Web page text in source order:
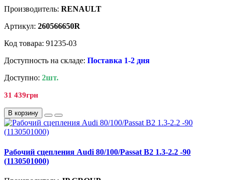
Производитель: RENAULT
Артикул: 260566650R
Код товара: 91235-03
Доступность на складе: Поставка 1-2 дня
Доступно: 2шт.
31 439грн
В корзину
Рабочий сцепления Audi 80/100/Passat B2 1.3-2.2 -90
(1130501000)